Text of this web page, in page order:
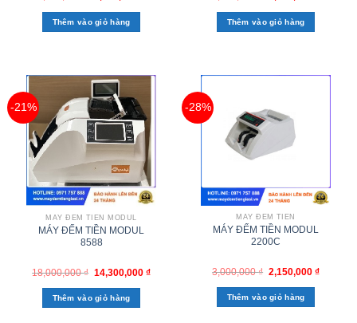
Thêm vào giỏ hàng Thêm vào giỏ hàng
-21%
MÁY ĐẾM TIỀN MODUL
MÁY ĐẾM TIỀN MODUL
8588
18,000,000₫ 14,300,000 ₫
Thêm vào giỏ hàng
-28%
MÁY ĐẾM TIỀN
MÁY ĐẾM TIỀN MODUL
2200C
3,000,000₫ 2,150,000 ₫
Thêm vào giỏ hàng